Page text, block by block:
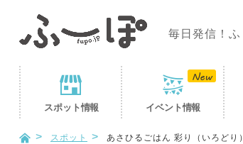
毎日発信！
スポット情報 イベント情報
スポット あさひるごはん 彩り（いろどり）